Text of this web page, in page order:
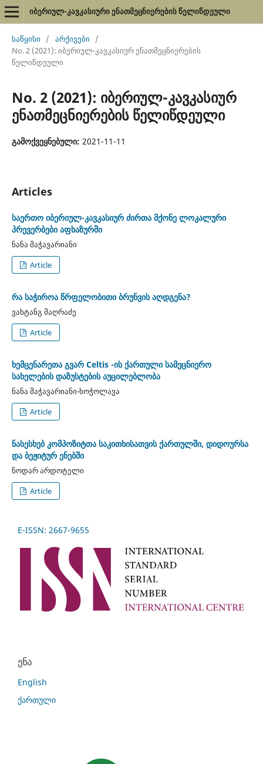
იბერიულ-კავკასიური ენათმეცნიერების წელიწდეული
საწყისი / არქივები
/
No. 2 (2021): იბერიულ-კავკასიურ ენათმეცნიერების
წელიწდეული
No. 2 (2021): იბერიულ-კავკასიურ
ენათმეცნიერების წელიწდეული
გამოქვეყნებული: 2021-11-11
Articles
საერთო იბერიულ-კავკასიურ ძირთა მქონე ლოკალური
პრევერბები აფხაზურში
ნანა მაჭავარიანი
Article
რა საჭიროა წრფელობითი ბრუნვის აღდგენა?
ვახტანგ მაღრაძე
Article
ხემცენარეთა გვარ Celtis -ის ქართული სამეცნიერო
სახელების დაზუსტების აუცილებლობა
ნანა მაჭავარიანი-ხოჭოლავა
Article
ნასესხებ კომპოზიტთა საკითხისათვის ქართულში, დიდოურსა
და ბეჟიტურ ენებში
ნოდარ არდოტელი
Article
E-ISSN: 2667-9655
ენა
English
ქართული